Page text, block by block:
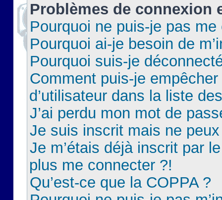
Problèmes de connexion
Pourquoi ne puis-je pas
Pourquoi ai-je besoin de
Pourquoi suis-je
Comment puis-je
d’utilisateur dans la liste
J’ai perdu mon mot de
Je suis inscrit mais ne
Je m’étais déjà inscrit par
plus me connecter ?!
Qu’est-ce que la COPPA ?